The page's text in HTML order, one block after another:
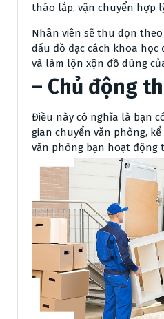
tháo lắp, vận chuyển hợp
Nhân viên sẽ thu dọn
dấu đồ đạc cách khoa
và làm lộn xộn đồ dùng
– Chủ động
Điều này có nghĩa là bạn
gian chuyển văn phòng,
văn phòng bạn hoạt động